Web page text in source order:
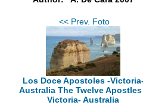
<< Prev. Foto
Los Doce Apostoles -
Australia The Twelve
Victoria- Australia